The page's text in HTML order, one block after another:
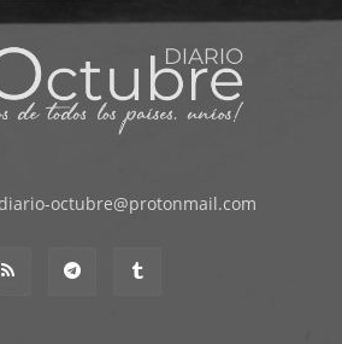
diario-octubre@protonmail.com